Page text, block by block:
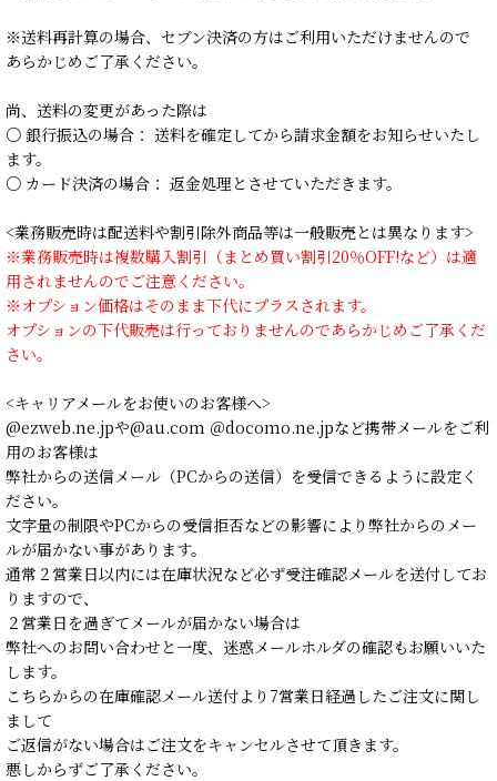
※送料再計算の場合、セブン決済の方はご利用いただけませんので
あらかじめご了承ください。
尚、送料の変更があった際は
○ 銀行振込の場合： 送料を確定してから請求金額をお知らせいたし
ます。
○ カード決済の場合： 返金処理とさせていただきます。
<業務販売時は配送料や割引除外商品等は一般販売とは異なります>
※業務販売時は複数購入割引（まとめ買い割引20％OFF!など）は適
用されませんのでご注意ください。
※オプション価格はそのまま下代にプラスされます。
オプションの下代販売は行っておりませんのであらかじめご了承くだ
さい。
<キャリアメールをお使いのお客様へ>
@ezweb.ne.jpや@au.com ＠docomo.ne.jpなど携帯メールをご利
用のお客様は
弊社からの送信メール（PCからの送信）を受信できるように設定く
ださい。
文字量の制限やPCからの受信拒否などの影響により弊社からのメー
ルが届かない事があります。
通常２営業日以内には在庫状況など必ず受注確認メールを送付してお
りますので、
２営業日を過ぎてメールが届かない場合は
弊社へのお問い合わせと一度、迷惑メールホルダの確認もお願いいた
します。
こちらからの在庫確認メール送付より7営業日経過したご注文に関し
まして
ご返信がない場合はご注文をキャンセルさせて頂きます。
悪しからずご了承ください。